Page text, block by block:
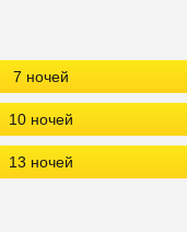
7 ночей
10 ночей
13 ночей